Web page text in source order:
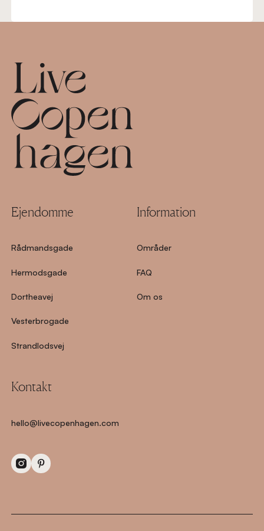
Ejendomme
Rådmandsgade
Hermodsgade
Dortheavej
Vesterbrogade
Strandlodsvej
Information
Områder
FAQ
Om os
Kontakt
hello@livecopenhagen.com